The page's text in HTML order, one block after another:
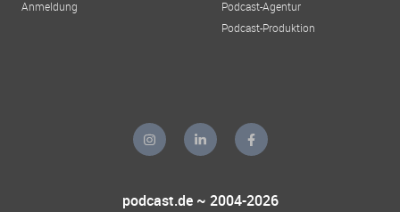
Anmeldung
Podcast-Agentur
Podcast-Produktion
podcast.de ~ 2004-2026